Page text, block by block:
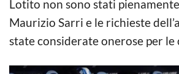
Lotito non sono stati
Maurizio Sarri e le richieste
state considerate onerose per le